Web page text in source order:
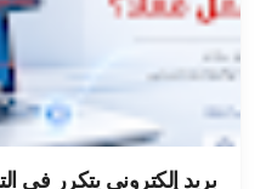
بريد إلكتروني يتكرر في